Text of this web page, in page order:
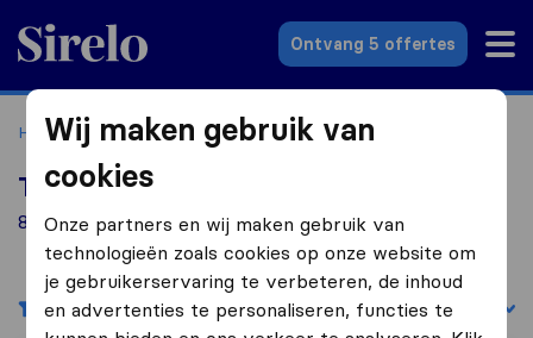
Sirelo.nl
Ontvang 5 offertes
Home Verhuisbedrijven Verhuisbedrijven Diemen
Top 10 verhuisbedrijven in Diemen
86 verhuisbedrijven gevonden in Diemen
Filters Sorteer op:
Wij maken gebruik van
cookies
Onze partners en wij maken gebruik van
technologieën zoals cookies op onze website om
je gebruikerservaring te verbeteren, de inhoud
en advertenties te personaliseren, functies te